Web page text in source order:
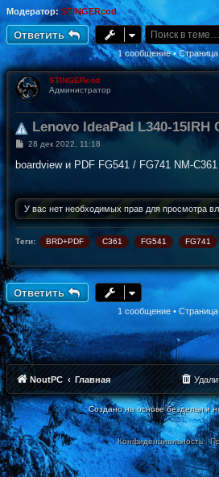
Модератор: STINGERcod
Ответить
1 сообщение • Страница
STINGERcod
Администратор
Lenovo IdeaPad L340-15IRH
С
о
н
и
е
28 дек 2022, 11:18
boardview и PDF FG541 / FG741 NM-
У вас нет необходимых прав для просмотра
Теги: BRD+PDF C361 FG541 FG741
Ответить
1 сообщение • Страница
NoutPC Главная
Создано на основе безделья и
Конфиденциальность|